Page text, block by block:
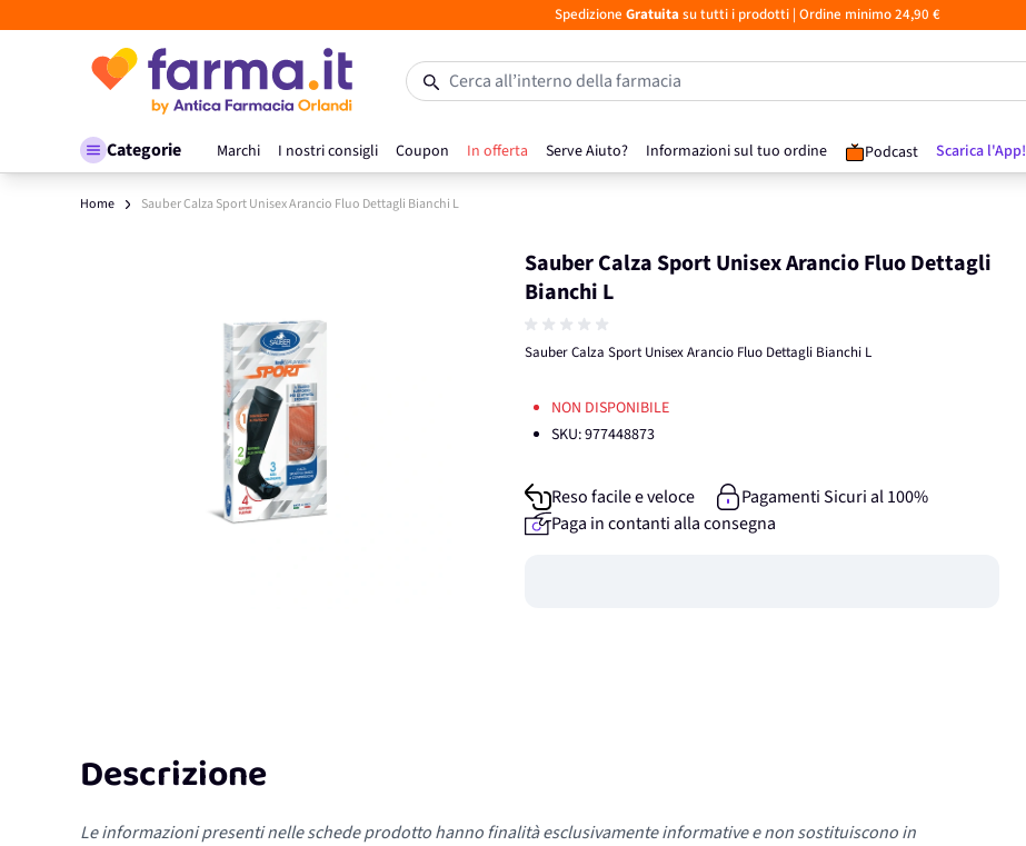
Spedizione Gratuita su tutti i prodotti| Ordine minimo 24,90 €
Salta al contenuto
Categorie Marchi I nostri consigli Coupon In offerta Serve Aiuto? Informazioni sul tuo ordine Podcast Scarica l'App!
Cerca all’interno della farmacia
Home Sauber Calza Sport Unisex Arancio Fluo Dettagli Bianchi L
Sauber Calza Sport Unisex Arancio Fluo Dettagli
Bianchi L
Sauber Calza Sport Unisex Arancio Fluo Dettagli Bianchi L
NON DISPONIBILE
SKU:977448873
Reso facile e veloce
Pagamenti Sicuri al 100%
Paga in contanti alla consegna
Descrizione
Le informazioni presenti nelle schede prodotto hanno finalità esclusivamente informative e non sostituiscono in